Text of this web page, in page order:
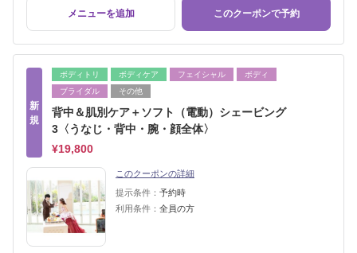
メニューを追加 このクーポンで予約
新
規
ボディトリ ボディケア フェイシャル
ボディ
ブライダル
その他
背中＆肌別ケア＋ソフト（電動）シェービング
3〈うなじ・背中・腕・顔全体〉
¥19,800
このクーポンの詳細
提示条件： 予約時
利用条件： 全員の方